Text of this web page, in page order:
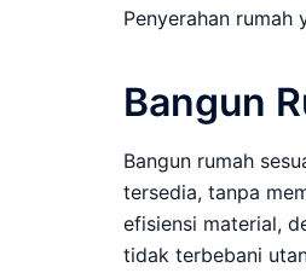
Penyerahan rumah
Bangun
Bangun rumah
tersedia, tanpa
efisiensi material,
tidak terbebani